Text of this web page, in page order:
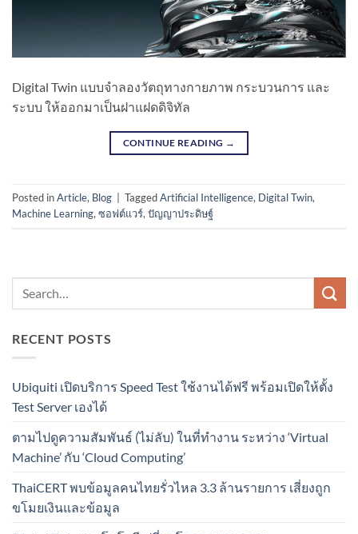
Digital Twin แบบจำลองวัตถุทางกายภาพ กระบวนการ และ
ระบบ ให้ออกมาเป็นฝาแฝดดิจิทัล
CONTINUE READING →
Posted inArticle, Blog TaggedArtificial Intelligence, Digital Twin,
Machine Learning, ซอฟต์แวร์, ปัญญาประดิษฐ์
RECENT POSTS
Ubiquiti เปิดบริการ Speed Test ใช้งานได้ฟรี พร้อมเปิดให้ตั้ง
Test Server เองได้
ตามไปดูความสัมพันธ์ (ไม่ลับ) ในที่ทำงาน ระหว่าง ‘Virtual
Machine’ กับ ‘Cloud Computing’
ThaiCERT พบข้อมูลคนไทยรั่วไหล 3.3 ล้านรายการ เสี่ยงถูก
ขโมยเงินและข้อมูล